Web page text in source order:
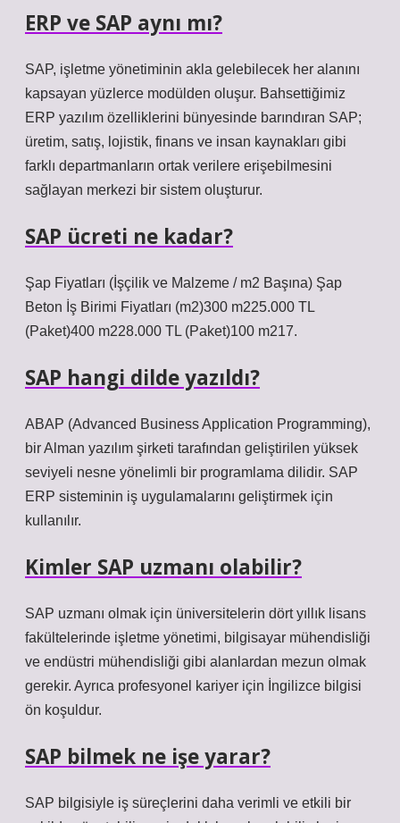
ERP ve SAP aynı mı?
SAP, işletme yönetiminin akla gelebilecek her alanını
kapsayan yüzlerce modülden oluşur. Bahsettiğimiz
ERP yazılım özelliklerini bünyesinde barındıran SAP;
üretim, satış, lojistik, finans ve insan kaynakları gibi
farklı departmanların ortak verilere erişebilmesini
sağlayan merkezi bir sistem oluşturur.
SAP ücreti ne kadar?
Şap Fiyatları (İşçilik ve Malzeme / m2 Başına) Şap
Beton İş Birimi Fiyatları (m2)300 m225.000 TL
(Paket)400 m228.000 TL (Paket)100 m217.
SAP hangi dilde yazıldı?
ABAP (Advanced Business Application Programming),
bir Alman yazılım şirketi tarafından geliştirilen yüksek
seviyeli nesne yönelimli bir programlama dilidir. SAP
ERP sisteminin iş uygulamalarını geliştirmek için
kullanılır.
Kimler SAP uzmanı olabilir?
SAP uzmanı olmak için üniversitelerin dört yıllık lisans
fakültelerinde işletme yönetimi, bilgisayar mühendisliği
ve endüstri mühendisliği gibi alanlardan mezun olmak
gerekir. Ayrıca profesyonel kariyer için İngilizce bilgisi
ön koşuldur.
SAP bilmek ne işe yarar?
SAP bilgisiyle iş süreçlerini daha verimli ve etkili bir